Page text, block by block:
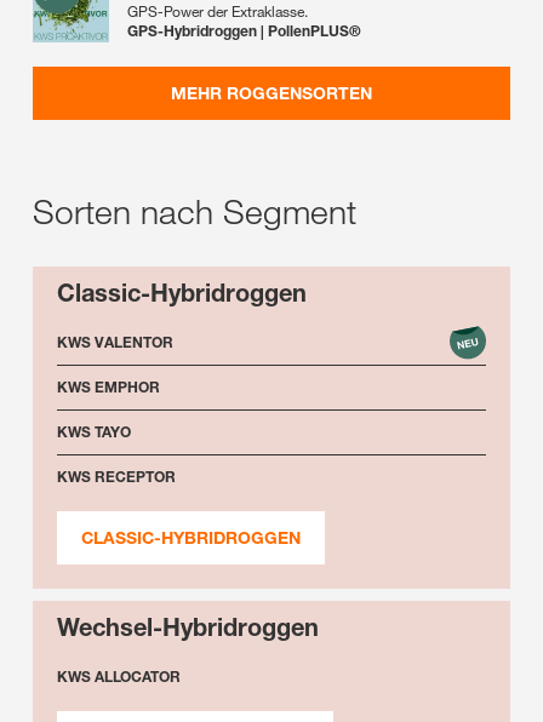
GPS-Power der Extraklasse.
GPS-Hybridroggen | PollenPLUS®
MEHR ROGGENSORTEN
Sorten nach Segment
Classic-Hybridroggen
KWS VALENTOR
KWS EMPHOR
KWS TAYO
KWS RECEPTOR
CLASSIC-HYBRIDROGGEN
Wechsel-Hybridroggen
KWS ALLOCATOR